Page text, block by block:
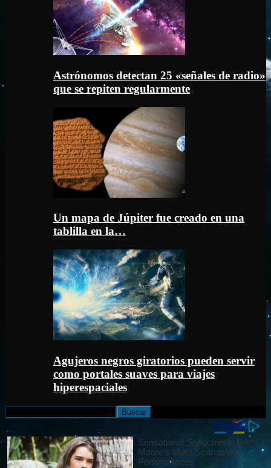
Astrónomos detectan 25 «señales de radio»
que se repiten regularmente
Un mapa de Júpiter fue creado en una
tablilla en la…
Agujeros negros giratorios pueden servir
como portales suaves para viajes
hiperespaciales